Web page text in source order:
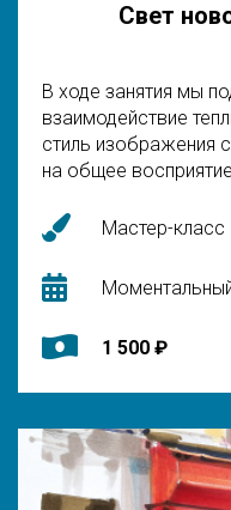
Свет
В ходе занятия мы
взаимодействие
стиль изображения
на общее
Мастер-класс
1 500 ₽